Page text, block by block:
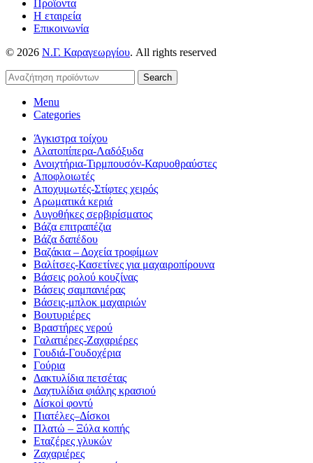
Προϊοντα
Η εταιρεία
Επικοινωνία
© 2026 Ν.Γ. Καραγεωργίου. All rights reserved
Search
Menu
Categories
Άγκιστρα τοίχου
Αλατοπίπερα-Λαδόξυδα
Ανοιχτήρια-Τιρμπουσόν-Καρυοθραύστες
Αποφλοιωτές
Αποχυμωτές-Στίφτες χειρός
Αρωματικά κεριά
Αυγοθήκες σερβιρίσματος
Βάζα επιτραπέζια
Βάζα δαπέδου
Βαζάκια – Δοχεία τροφίμων
Βαλίτσες-Κασετίνες για μαχαιροπίρουνα
Βάσεις ρολού κουζίνας
Βάσεις σαμπανιέρας
Βάσεις-μπλοκ μαχαιριών
Βουτυριέρες
Βραστήρες νερού
Γαλατιέρες-Ζαχαριέρες
Γουδιά-Γουδοχέρια
Γούρια
Δακτυλίδια πετσέτας
Δαχτυλίδια φιάλης κρασιού
Δίσκοi φοντύ
Πιατέλες–Δίσκοι
Πλατώ – Ξύλα κοπής
Εταζέρες γλυκών
Ζαχαριέρες